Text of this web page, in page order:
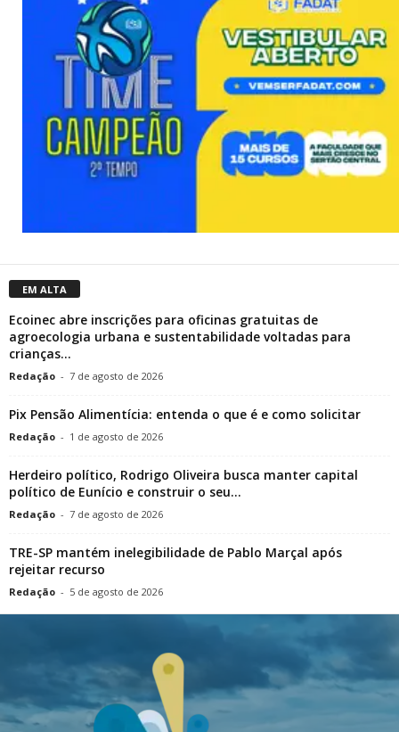
EM ALTA
Ecoinec abre inscrições para oficinas gratuitas de
agroecologia urbana e sustentabilidade voltadas para
crianças...
Redação - 7 de agosto de 2026
Pix Pensão Alimentícia: entenda o que é e como solicitar
Redação - 1 de agosto de 2026
Herdeiro político, Rodrigo Oliveira busca manter capital
político de Eunício e construir o seu...
Redação - 7 de agosto de 2026
TRE-SP mantém inelegibilidade de Pablo Marçal após
rejeitar recurso
Redação - 5 de agosto de 2026